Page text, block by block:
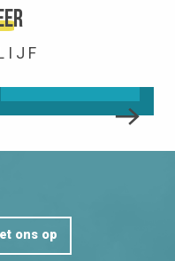
HET STATION
ons op